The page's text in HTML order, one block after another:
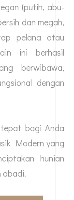
(putih, abu-
dan megah,
pelana atau
ini berhasil
berwibawa,
dengan
bagi Anda
Modern yang
hunian
abadi.